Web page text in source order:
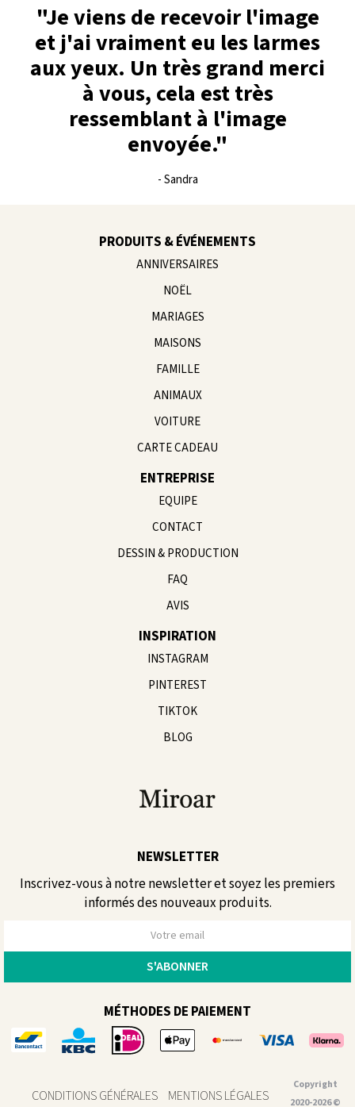
"Je viens de recevoir l'image
et j'ai vraiment eu les larmes
aux yeux. Un très grand merci
à vous, cela est très
ressemblant à l'image
envoyée."
- Sandra
PRODUITS & ÉVÉNEMENTS
ANNIVERSAIRES
NOËL
MARIAGES
MAISONS
FAMILLE
ANIMAUX
VOITURE
CARTE CADEAU
ENTREPRISE
EQUIPE
CONTACT
DESSIN & PRODUCTION
FAQ
AVIS
INSPIRATION
INSTAGRAM
PINTEREST
TIKTOK
BLOG
NEWSLETTER
Inscrivez-vous à notre newsletter et soyez les premiers
informés des nouveaux produits.
MÉTHODES DE PAIEMENT
CONDITIONS GÉNÉRALES
MENTIONS LÉGALES
Copyright
2020-2026 ©